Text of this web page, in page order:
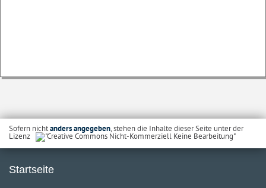
Sofern nichtanders angegeben, stehen die Inhalte dieser Seite unter der
Lizenz
Startseite